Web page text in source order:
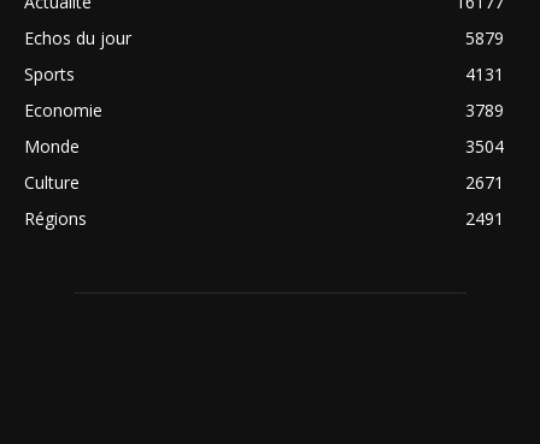
Echos du jour
5879
Sports
4131
Economie
3789
Monde
3504
Culture
2671
Régions
2491